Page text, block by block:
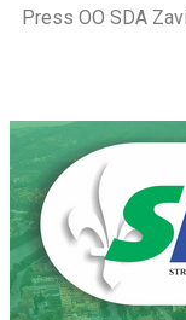
Press OO SDA